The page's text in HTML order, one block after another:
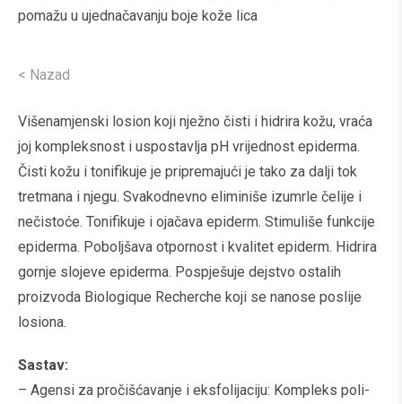
pomažu u ujednačavanju boje kože lica
< Nazad
Višenamjenski losion koji nježno čisti i hidrira kožu, vraća
joj kompleksnost i uspostavlja pH vrijednost epiderma.
Čisti kožu i tonifikuje je pripremajući je tako za dalji tok
tretmana i njegu. Svakodnevno eliminiše izumrle čelije i
nečistoće. Tonifikuje i ojačava epiderm. Stimuliše funkcije
epiderma. Poboljšava otpornost i kvalitet epiderm. Hidrira
gornje slojeve epiderma. Pospješuje dejstvo ostalih
proizvoda Biologique Recherche koji se nanose poslije
losiona.
Sastav:
– Agensi za pročišćavanje i eksfolijaciju: Kompleks poli-